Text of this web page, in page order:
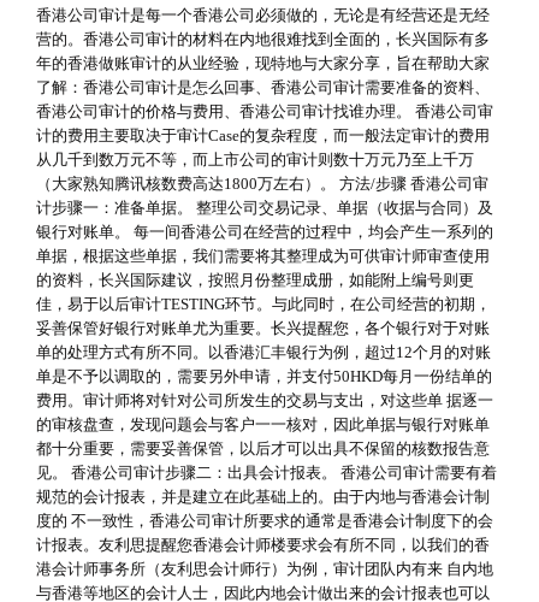
香港公司审计是每一个香港公司必须做的，无论是有经营还是无经
营的。香港公司审计的材料在内地很难找到全面的，长兴国际有多
年的香港做账审计的从业经验，现特地与大家分享，旨在帮助大家
了解：香港公司审计是怎么回事、香港公司审计需要准备的资料、
香港公司审计的价格与费用、香港公司审计找谁办理。 香港公司审
计的费用主要取决于审计Case的复杂程度，而一般法定审计的费用
从几千到数万元不等，而上市公司的审计则数十万元乃至上千万
（大家熟知腾讯核数费高达1800万左右）。 方法/步骤 香港公司审
计步骤一：准备单据。 整理公司交易记录、单据（收据与合同）及
银行对账单。 每一间香港公司在经营的过程中，均会产生一系列的
单据，根据这些单据，我们需要将其整理成为可供审计师审查使用
的资料，长兴国际建议，按照月份整理成册，如能附上编号则更
佳，易于以后审计TESTING环节。与此同时，在公司经营的初期，
妥善保管好银行对账单尤为重要。长兴提醒您，各个银行对于对账
单的处理方式有所不同。以香港汇丰银行为例，超过12个月的对账
单是不予以调取的，需要另外申请，并支付50HKD每月一份结单的
费用。审计师将对针对公司所发生的交易与支出，对这些单 据逐一
的审核盘查，发现问题会与客户一一核对，因此单据与银行对账单
都十分重要，需要妥善保管，以后才可以出具不保留的核数报告意
见。 香港公司审计步骤二：出具会计报表。 香港公司审计需要有着
规范的会计报表，并是建立在此基础上的。由于内地与香港会计制
度的 不一致性，香港公司审计所要求的通常是香港会计制度下的会
计报表。友利思提醒您香港会计师楼要求会有所不同，以我们的香
港会计师事务所（友利思会计师行）为例，审计团队内有来 自内地
与香港等地区的会计人士，因此内地会计做出来的会计报表也可以